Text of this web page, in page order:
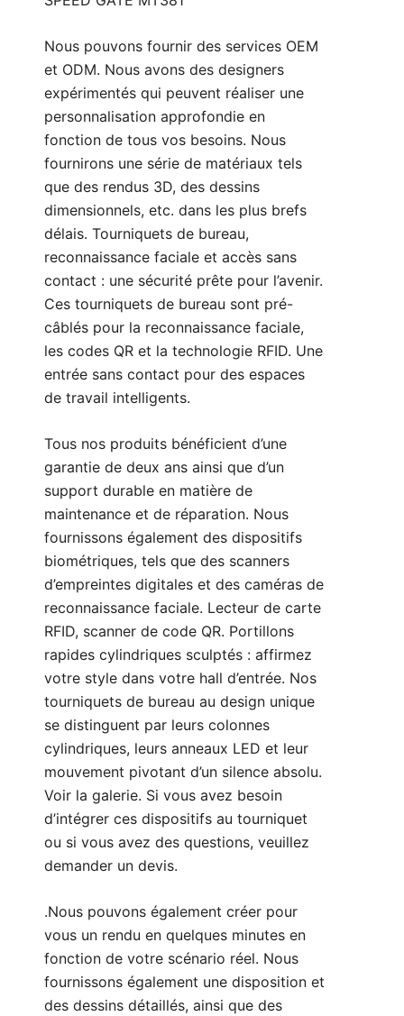
Nous pouvons fournir des services OEM
et ODM. Nous avons des designers
expérimentés qui peuvent réaliser une
personnalisation approfondie en
fonction de tous vos besoins. Nous
fournirons une série de matériaux tels
que des rendus 3D, des dessins
dimensionnels, etc. dans les plus brefs
délais. Tourniquets de bureau,
reconnaissance faciale et accès sans
contact : une sécurité prête pour l’avenir.
Ces tourniquets de bureau sont pré-
câblés pour la reconnaissance faciale,
les codes QR et la technologie RFID. Une
entrée sans contact pour des espaces
de travail intelligents.
Tous nos produits bénéficient d’une
garantie de deux ans ainsi que d’un
support durable en matière de
maintenance et de réparation. Nous
fournissons également des dispositifs
biométriques, tels que des scanners
d’empreintes digitales et des caméras de
reconnaissance faciale. Lecteur de carte
RFID, scanner de code QR. Portillons
rapides cylindriques sculptés : affirmez
votre style dans votre hall d’entrée. Nos
tourniquets de bureau au design unique
se distinguent par leurs colonnes
cylindriques, leurs anneaux LED et leur
mouvement pivotant d’un silence absolu.
Voir la galerie. Si vous avez besoin
d’intégrer ces dispositifs au tourniquet
ou si vous avez des questions, veuillez
demander un devis.
.Nous pouvons également créer pour
vous un rendu en quelques minutes en
fonction de votre scénario réel. Nous
fournissons également une disposition et
des dessins détaillés, ainsi que des